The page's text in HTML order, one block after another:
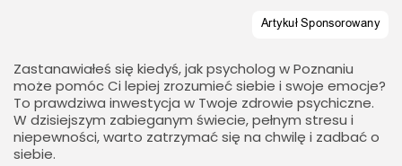
Zastanawiałeś się kiedyś, jak psycholog w Poznaniu
może pomóc Ci lepiej zrozumieć siebie i swoje emocje?
To prawdziwa inwestycja w Twoje zdrowie psychiczne.
W dzisiejszym zabieganym świecie, pełnym stresu i
niepewności, warto zatrzymać się na chwilę i zadbać o
siebie.